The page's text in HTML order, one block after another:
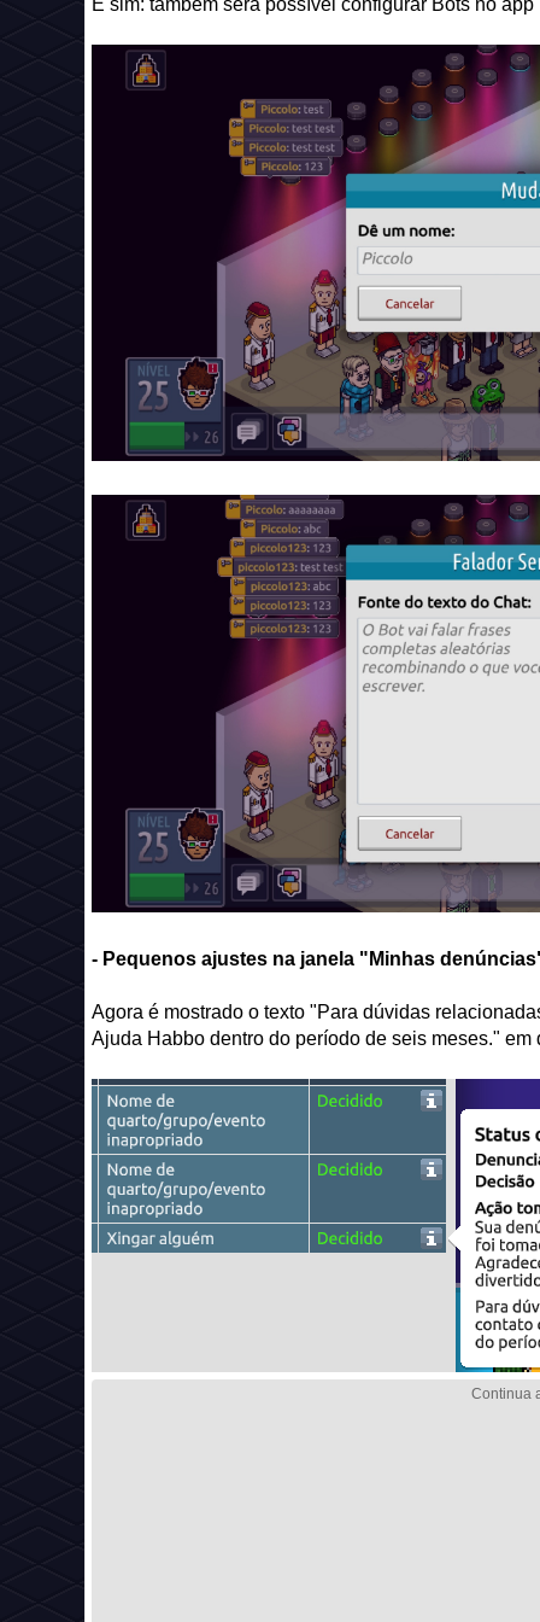
E sim: também será possível configurar Bots no
- Pequenos ajustes na janela "Minhas
Agora é mostrado o texto "Para dúvidas
Ajuda Habbo dentro do período de seis meses."